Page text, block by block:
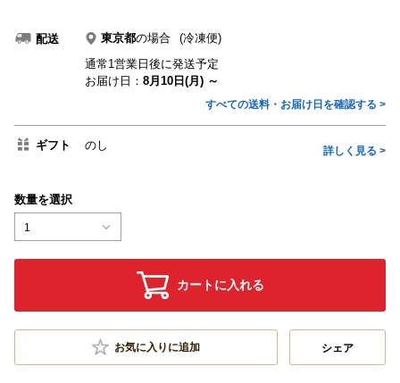
配送 東京都の場合
(冷凍便)
通常1営業日後に発送予定
お届け日： 8月10日(月) ～
すべての送料・お届け日を確認する >
ギフト のし 詳しく見る >
数量を選択
1
カートに入れる
お気に入りに追加 シェア